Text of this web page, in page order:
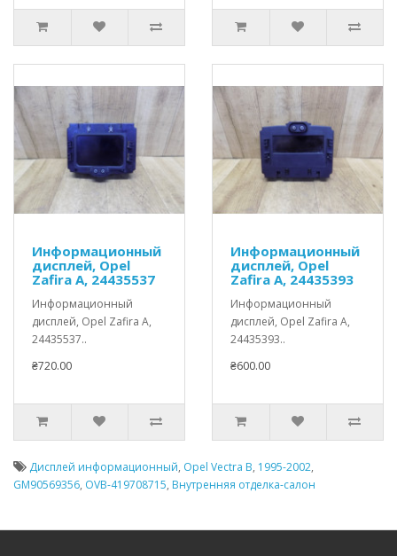
Информационный
дисплей, Opel
Zafira A, 24435537
Информационный
дисплей, Opel Zafira A,
24435537..
₴720.00
Информационный
дисплей, Opel
Zafira A, 24435393
Информационный
дисплей, Opel Zafira A,
24435393..
₴600.00
Дисплей информационный, Opel Vectra B, 1995-2002,
GM90569356, OVB-419708715, Внутренняя отделка-салон